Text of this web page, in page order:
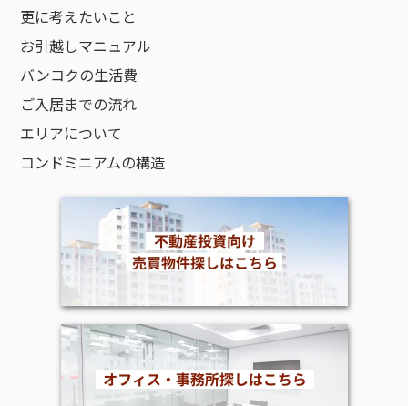
更に考えたいこと
お引越しマニュアル
バンコクの生活費
ご入居までの流れ
エリアについて
コンドミニアムの構造